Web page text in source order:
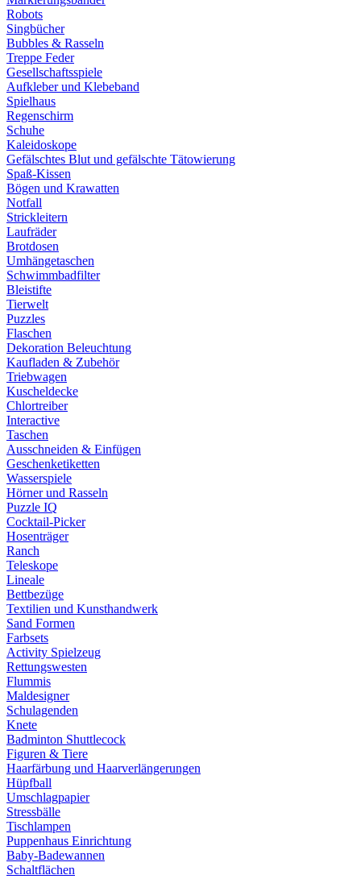
Robots
Singbücher
Bubbles & Rasseln
Treppe Feder
Gesellschaftsspiele
Aufkleber und Klebeband
Spielhaus
Regenschirm
Schuhe
Kaleidoskope
Gefälschtes Blut und gefälschte Tätowierung
Spaß-Kissen
Bögen und Krawatten
Notfall
Strickleitern
Laufräder
Brotdosen
Umhängetaschen
Schwimmbadfilter
Bleistifte
Tierwelt
Puzzles
Flaschen
Dekoration Beleuchtung
Kaufladen & Zubehör
Triebwagen
Kuscheldecke
Chlortreiber
Interactive
Taschen
Ausschneiden & Einfügen
Geschenketiketten
Wasserspiele
Hörner und Rasseln
Puzzle IQ
Cocktail-Picker
Hosenträger
Ranch
Teleskope
Lineale
Bettbezüge
Textilien und Kunsthandwerk
Sand Formen
Farbsets
Activity Spielzeug
Rettungswesten
Flummis
Maldesigner
Schulagenden
Knete
Badminton Shuttlecock
Figuren & Tiere
Haarfärbung und Haarverlängerungen
Hüpfball
Umschlagpapier
Stressbälle
Tischlampen
Puppenhaus Einrichtung
Baby-Badewannen
Schaltflächen